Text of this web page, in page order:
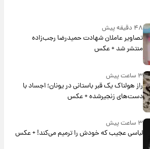
۴۸ دقیقه پیش
تصاویر عاملان شهادت حمیدرضا رجب‌زاده
منتشر شد + عکس
۳ ساعت پیش
راز هولناک یک قبر باستانی در یونان؛ اجساد با
دست‌های زنجیرشده + عکس
۳ ساعت پیش
لباسی عجیب که خودش را ترمیم می‌کند! + عکس